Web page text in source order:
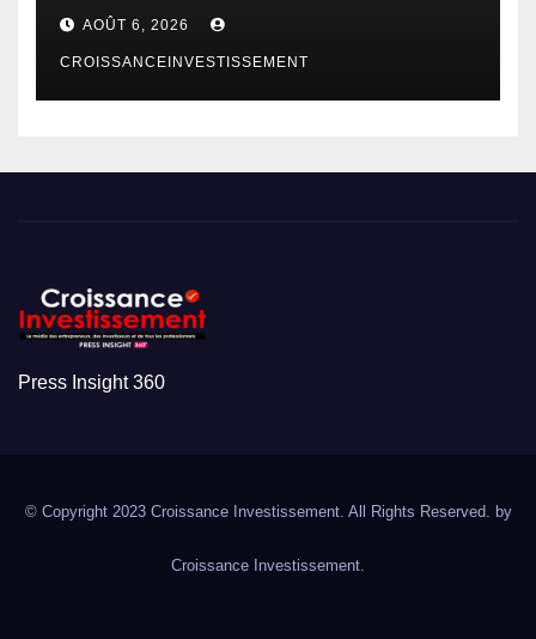
AOÛT 6, 2026
CROISSANCEINVESTISSEMENT
Press Insight 360
© Copyright 2023 Croissance Investissement. All Rights Reserved. by
Croissance Investissement.